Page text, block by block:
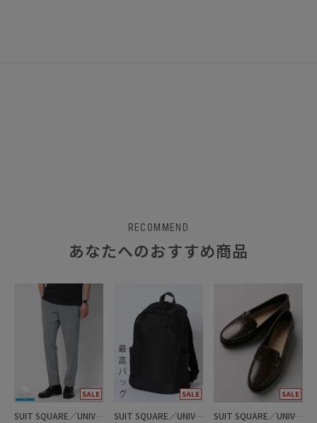
RECOMMEND
あなたへのおすすめ商品
SUIT SQUARE／UNIVERSAL LANGUAGE
SUIT SQUARE／UNIVERSAL LANGUAGE
SUIT SQUARE／UNIVERSAL LANGUAGE